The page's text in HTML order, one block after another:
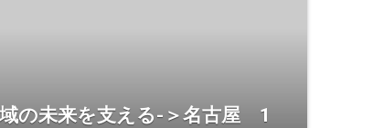
の未来を支える-＞名古屋 1